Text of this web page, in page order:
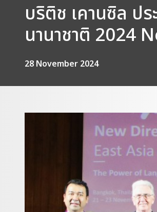
บริติช เคานซิล ป
นานาชาติ 2024
28 November 2024